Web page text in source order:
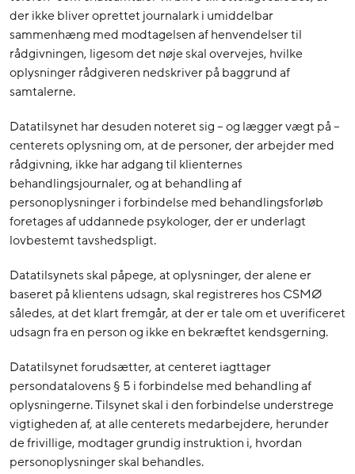
der ikke bliver oprettet journalark i umiddelbar
sammenhæng med modtagelsen af henvendelser til
rådgivningen, ligesom det nøje skal overvejes, hvilke
oplysninger rådgiveren nedskriver på baggrund af
samtalerne.
Datatilsynet har desuden noteret sig – og lægger vægt på –
centerets oplysning om, at de personer, der arbejder med
rådgivning, ikke har adgang til klienternes
behandlingsjournaler, og at behandling af
personoplysninger i forbindelse med behandlingsforløb
foretages af uddannede psykologer, der er underlagt
lovbestemt tavshedspligt.
Datatilsynets skal påpege, at oplysninger, der alene er
baseret på klientens udsagn, skal registreres hos CSMØ
således, at det klart fremgår, at der er tale om et uverificeret
udsagn fra en person og ikke en bekræftet kendsgerning.
Datatilsynet forudsætter, at centeret iagttager
persondatalovens § 5 i forbindelse med behandling af
oplysningerne. Tilsynet skal i den forbindelse understrege
vigtigheden af, at alle centerets medarbejdere, herunder
de frivillige, modtager grundig instruktion i, hvordan
personoplysninger skal behandles.